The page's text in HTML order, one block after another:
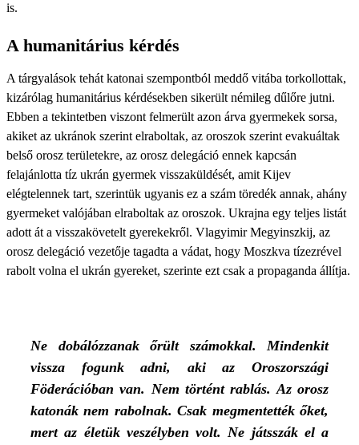
is.
A humanitárius kérdés
A tárgyalások tehát katonai szempontból meddő vitába torkollottak,
kizárólag humanitárius kérdésekben sikerült némileg dűlőre jutni.
Ebben a tekintetben viszont felmerült azon árva gyermekek sorsa,
akiket az ukránok szerint elraboltak, az oroszok szerint evakuáltak
belső orosz területekre, az orosz delegáció ennek kapcsán
felajánlotta tíz ukrán gyermek visszaküldését, amit Kijev
elégtelennek tart, szerintük ugyanis ez a szám töredék annak, ahány
gyermeket valójában elraboltak az oroszok. Ukrajna egy teljes listát
adott át a visszakövetelt gyerekekről. Vlagyimir Megyinszkij, az
orosz delegáció vezetője tagadta a vádat, hogy Moszkva tízezrével
rabolt volna el ukrán gyereket, szerinte ezt csak a propaganda állítja.
Ne dobálózzanak őrült számokkal. Mindenkit
vissza fogunk adni, aki az Oroszországi
Föderációban van. Nem történt rablás. Az orosz
katonák nem rabolnak. Csak megmentették őket,
mert az életük veszélyben volt. Ne játsszák el a